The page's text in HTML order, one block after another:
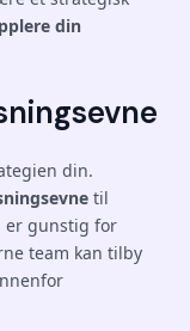
din
din.
til
er gunstig for
team kan tilby